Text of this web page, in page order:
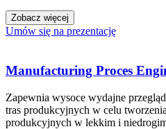
Zobacz więcej
Umów się na prezentację
Manufacturing Proces
Zapewnia wysoce wydajne
tras produkcyjnych w celu
produkcyjnych w lekkim i